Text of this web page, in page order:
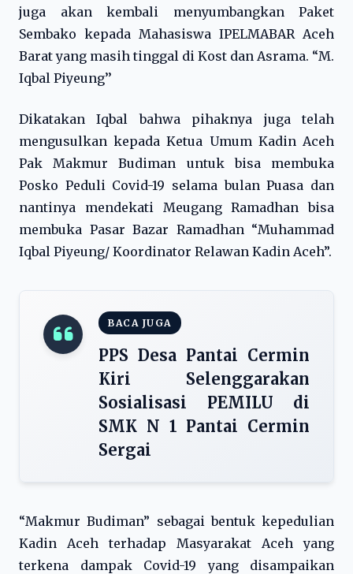
juga akan kembali menyumbangkan Paket
Sembako kepada Mahasiswa IPELMABAR Aceh
Barat yang masih tinggal di Kost dan Asrama. “M.
Iqbal Piyeung’’
Dikatakan Iqbal bahwa pihaknya juga telah
mengusulkan kepada Ketua Umum Kadin Aceh
Pak Makmur Budiman untuk bisa membuka
Posko Peduli Covid-19 selama bulan Puasa dan
nantinya mendekati Meugang Ramadhan bisa
membuka Pasar Bazar Ramadhan “Muhammad
Iqbal Piyeung/ Koordinator Relawan Kadin Aceh”.
BACA JUGA
PPS Desa Pantai Cermin
Kiri Selenggarakan
Sosialisasi PEMILU di
SMK N 1 Pantai Cermin
Sergai
“Makmur Budiman” sebagai bentuk kepedulian
Kadin Aceh terhadap Masyarakat Aceh yang
terkena dampak Covid-19 yang disampaikan